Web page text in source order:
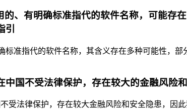
、有明确标准指代的软件名称，可能存
引
标准指代的软件名称，其含义存在多种可能性，
中国不受法律保护，存在较大的金融风险
受法律保护，存在较大金融风险和安全隐患，因